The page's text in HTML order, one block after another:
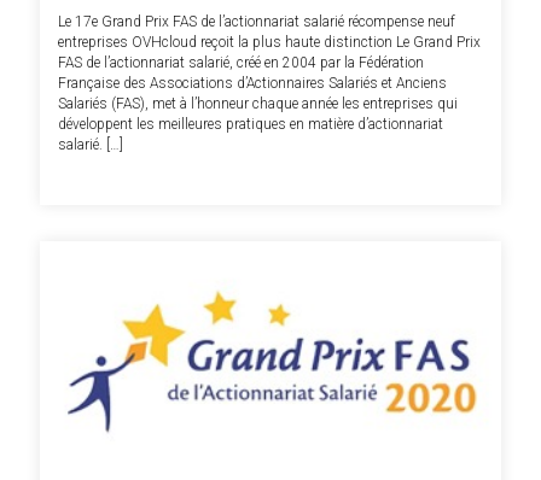
Le 17e Grand Prix FAS de l’actionnariat salarié récompense neuf
entreprises OVHcloud reçoit la plus haute distinction Le Grand Prix
FAS de l’actionnariat salarié, créé en 2004 par la Fédération
Française des Associations d’Actionnaires Salariés et Anciens
Salariés (FAS), met à l’honneur chaque année les entreprises qui
développent les meilleures pratiques en matière d’actionnariat
salarié. […]